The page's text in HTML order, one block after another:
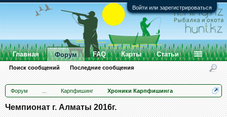
Войти или зарегистрироваться
Форум Карпфишинг Хроники Карпфишинга
Чемпионат г. Алматы 2016г.
Главная Форум
Поиск сообщений Последние сообщения
FAQ Карты Статьи